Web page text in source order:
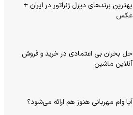
بهترین برندهای دیزل ژنراتور در ایران +
عکس
حل بحران بی‌ اعتمادی در خرید و فروش
آنلاین ماشین
آیا وام مهربانی هنوز هم ارائه می‌شود؟